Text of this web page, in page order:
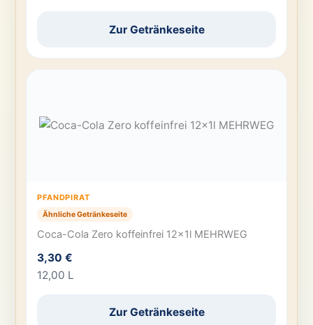
Zur Getränkeseite
PFANDPIRAT
Ähnliche Getränkeseite
Coca-Cola Zero koffeinfrei 12x1l MEHRWEG
3,30 €
12,00 L
Zur Getränkeseite